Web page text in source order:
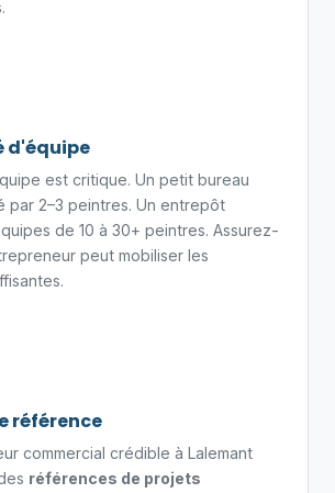
d'équipe
est critique. Un petit bureau
par 2–3 peintres. Un entrepôt
de 10 à 30+ peintres. Assurez-
peut mobiliser les
référence
commercial crédible à Lalemant
références de projets